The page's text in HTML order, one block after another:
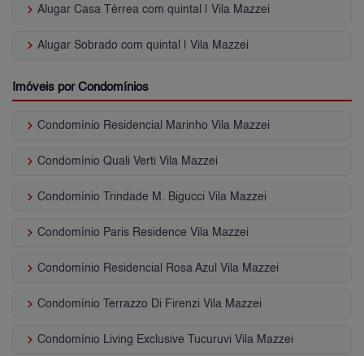
keyboard_arrow_right Alugar Casa Térrea com quintal | Vila Mazzei
keyboard_arrow_right Alugar Sobrado com quintal | Vila Mazzei
Imóveis por Condomínios
keyboard_arrow_right Condomínio Residencial Marinho Vila Mazzei
keyboard_arrow_right Condomínio Quali Verti Vila Mazzei
keyboard_arrow_right Condomínio Trindade M. Bigucci Vila Mazzei
keyboard_arrow_right Condomínio Paris Residence Vila Mazzei
keyboard_arrow_right Condomínio Residencial Rosa Azul Vila Mazzei
keyboard_arrow_right Condomínio Terrazzo Di Firenzi Vila Mazzei
keyboard_arrow_right Condomínio Living Exclusive Tucuruvi Vila Mazzei